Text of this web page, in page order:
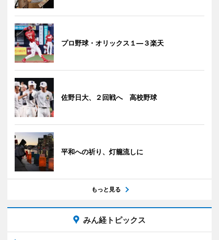
プロ野球・オリックス１―３楽天
佐野日大、２回戦へ 高校野球
平和への祈り、灯籠流しに
もっと見る
みん経トピックス